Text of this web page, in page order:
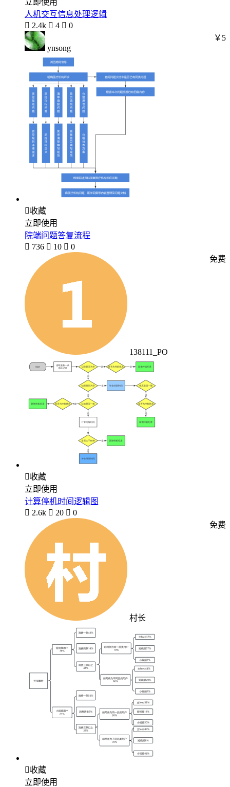
立即使用
人机交互信息处理逻辑
 2.4k  4  0
ynsong
￥5
收藏
立即使用
院端问题答复流程
 736  10  0
138111_PO
免费
收藏
立即使用
计算停机时间逻辑图
 2.6k  20  0
村长
免费
收藏
立即使用